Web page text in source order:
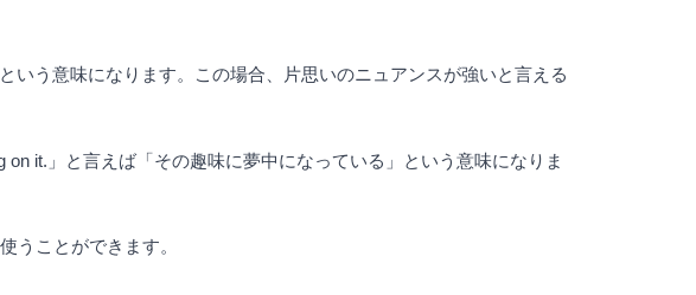
いう意味になります。この場合、片思いのニュアンスが強いと言える
it.」と言えば「その趣味に夢中になっている」という意味になりま
うことができます。